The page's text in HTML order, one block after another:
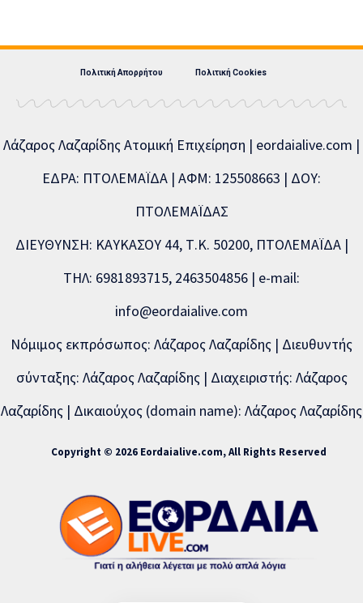
Πολιτική Απορρήτου Πολιτική Cookies
Λάζαρος Λαζαρίδης Ατομική Επιχείρηση | eordaialive.com |
ΕΔΡΑ: ΠΤΟΛΕΜΑΪΔΑ | ΑΦΜ: 125508663 | ΔΟΥ:
ΠΤΟΛΕΜΑΪΔΑΣ
ΔΙΕΥΘΥΝΣΗ: ΚΑΥΚΑΣΟΥ 44, Τ.Κ. 50200, ΠΤΟΛΕΜΑΪΔΑ |
ΤΗΛ: 6981893715, 2463504856 | e-mail:
info@eordaialive.com
Νόμιμος εκπρόσωπος: Λάζαρος Λαζαρίδης | Διευθυντής
σύνταξης: Λάζαρος Λαζαρίδης | Διαχειριστής: Λάζαρος
Λαζαρίδης | Δικαιούχος (domain name): Λάζαρος Λαζαρίδης
Copyright © 2026 Eordaialive.com, All Rights Reserved